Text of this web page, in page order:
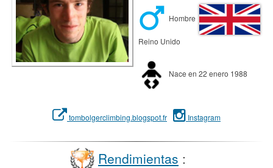
Hombre
Reino Unido
Nace en 22 enero 1988
tombolgerclimbing.blogspot.fr Instagram
Rendimientas :